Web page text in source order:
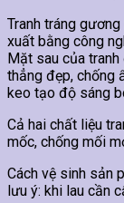
Tranh tráng
xuất bằng công
Mặt sau của
thẳng đẹp, chống
keo tạo độ sáng
Cả hai chất liệu
mốc, chống mối
Cách vệ sinh sản
lưu ý: khi lau cần